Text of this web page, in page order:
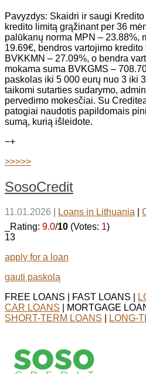
Pavyzdys: Skaidri ir saugi
kredito limitą grąžinant per 36
palūkanų norma MPN – 23.88%,
19.69€, bendros vartojimo
BVKKMN – 27.09%, o bendra
mokama suma BVKGMS –
paskolas iki 5 000 eurų nuo 3 iki
taikomi sutarties sudarymo,
pervedimo mokesčiai. Su
patogiai naudotis papildomais
sumą, kurią išleidote.
−+
>>>>>
SosoCredit
11.01.2026 Loans in Lithuania
_Rating: 9.0/10 (Votes: 1)
13
apply for a loan
gauti paskolą
FREE LOANS | FAST LOANS |
CAR LOANS | MORTGAGE
SHORT-TERM LOANS
LONG-